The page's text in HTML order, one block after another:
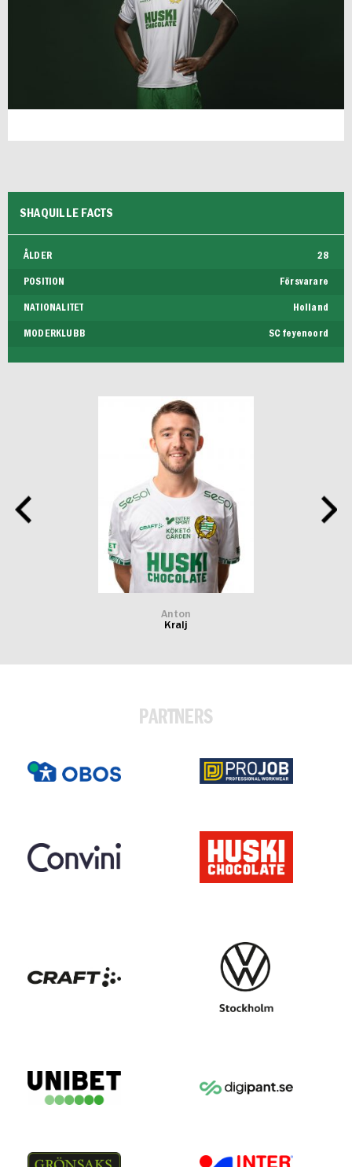
SHAQUILLE FACTS
ÅLDER 28
POSITION Försvarare
NATIONALITET Holland
MODERKLUBB SC feyenoord
Anton
Kralj
PARTNERS